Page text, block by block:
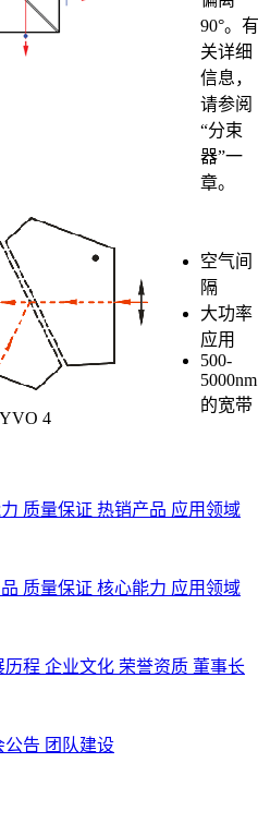
90°。有
关详细
信息，
请参阅
“分束
器”一
章。
YVO 4
空气间
隔
大功率
应用
500-
5000nm
的宽带
质量保证 热销产品 应用领域
质量保证 核心能力 应用领域
历程 企业文化 荣誉资质 董事长
公告 团队建设